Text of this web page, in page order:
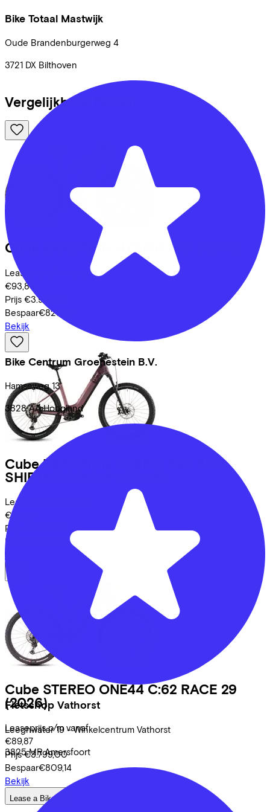
Bike Totaal Mastwijk
Oude Brandenburgerweg 4
3721 DX Bilthoven
Bike Centrum Groenestein B.V.
Hamseweg 13
3828 AA Hoogland
Fietsshop Vathorst
Leeghwater 19 - Winkelcentrum Vathorst
3825 MR Amersfoort
Vergelijkbare fietsen
Cube REACTION HYBRID SLX
Leaseprijs p/m vanaf
€93,86
Prijs €3.999,00
Bespaar€825,54
Bekijk
Cube REACTION HYBRID SLX 800
SHIFTBLUSH/ART
Leaseprijs p/m vanaf
€93,86
Prijs
Bespaar
€825,54
Bekijk
Cube STEREO ONE44 C:62 RACE 29
(2026)
Leaseprijs p/m vanaf
€89,87
Prijs €3.799,00
Bespaar€809,14
Bekijk
Lease a Bike